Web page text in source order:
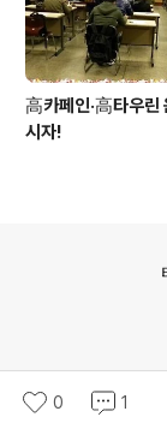
高카페인·高타우린
시자!
0 1